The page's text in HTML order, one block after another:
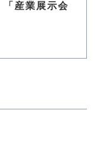
「産業展示会